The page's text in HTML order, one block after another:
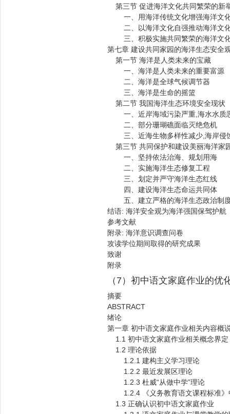
第三节 促进海洋文化共同繁荣的新
一、用海洋传统文化增强海洋文
二、以海洋文化自强推动海洋文
三、积极实施共同繁荣的海洋文
第七章 建设共同家园的海洋生态安全
第一节 海洋是人类未来的宝藏
一、海洋是人类未来的重要富源
二、海洋是全球气候调节器
三、海洋是生命的摇篮
第二节 我国海洋生态环境安全现状
一、近岸海域污染严重,海水水质
二、部分珊瑚礁面临灭绝危机
三、近海生物多样性减少,海岸侵
第三节 共同保护和建设美丽海洋家
一、坚持依法治海、规划用海
二、实施海洋生态修复工程
三、划定并严守海洋生态红线
四、建设海洋生态命运共同体
五、建立严格的海洋生态政治制
结语: 海洋安全观为海洋强国保驾护航
参考文献
附录: 海洋意识调查问卷
攻读学位期间取得的研究成果
致谢
附录
（7）初中语文家庭作业的
摘要
ABSTRACT
绪论
第一章 初中语文家庭作业相关内容概
1.1 初中语文家庭作业相关概念界定
1.2 理论依据
1.2.1 建构主义学习理论
1.2.2 最近发展区理论
1.2.3 杜威“从做中学”理论
1.2.4 《义务教育语文课程标准》
1.3 正确认识初中语文家庭作业